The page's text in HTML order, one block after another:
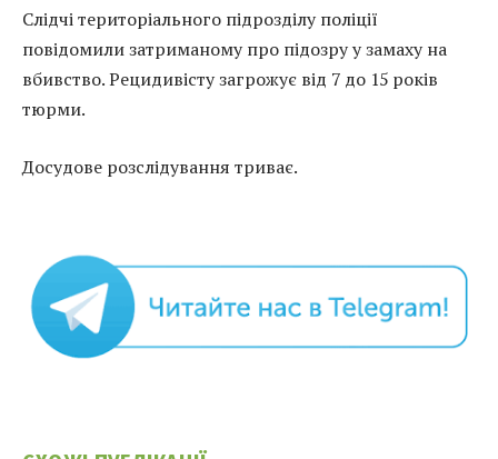
Слідчі територіального підрозділу поліції
повідомили затриманому про підозру у замаху на
вбивство. Рецидивісту загрожує від 7 до 15 років
тюрми.
Досудове розслідування триває.